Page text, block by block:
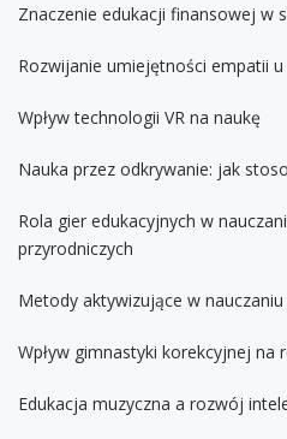
Znaczenie edukacji finansowej w
Rozwijanie umiejętności empatii
Wpływ technologii VR na naukę
Nauka przez odkrywanie: jak
Rola gier edukacyjnych w
przyrodniczych
Metody aktywizujące w
Wpływ gimnastyki korekcyjnej
Edukacja muzyczna a rozwój